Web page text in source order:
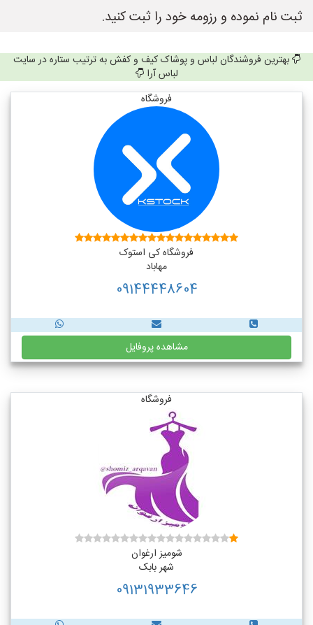
ثبت نام نموده و رزومه خود را ثبت کنید.
بهترین فروشندگان لباس و پوشاک کیف و کفش به ترتیب ستاره در سایت
لباس آرا
فروشگاه
فروشگاه کی استوک
مهاباد
09144448604
مشاهده پروفایل
فروشگاه
شومیز ارغوان
شهر بابک
09131933646